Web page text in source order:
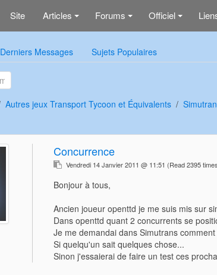
Site Articles Forums Officiel
Derniers Messages Sujets Populaires
Autres jeux Transport Tycoon et Équivalents
Concurrence
Vendredi 14 Janvier 2011 @ 11:51 (Read 2395
Bonjour à tous,
Ancien joueur openttd je me suis mis sur
Dans openttd quant 2 concurrents se
Je me demandai dans Simutrans
Si quelqu'un sait quelques chose...
Sinon j'essaierai de faire un test ces